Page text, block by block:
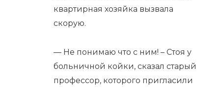
квартирная хозяйка вызвала
скорую.
— Не понимаю что с ним! – Стоя у
больничной койки, сказал старый
профессор, которого пригласили